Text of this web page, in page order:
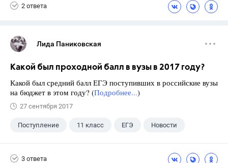
2 ответа
Лида Паниковская
Какой был проходной балл в вузы в 2017 году?
Какой был средний балл ЕГЭ поступивших в российские вузы
на бюджет в этом году? (Подробнее...)
27 сентября 2017
Поступление 11 класс ЕГЭ Новости
3 ответа